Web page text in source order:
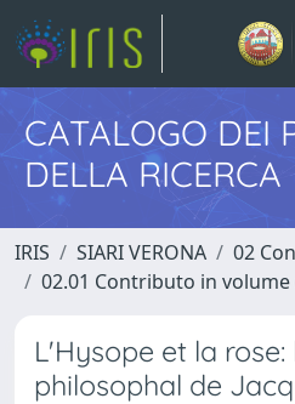
CATALOGO DEI
DELLA RICERCA
IRIS SIARI VERONA
02
02.01 Contributo in
L'Hysope et la rose:
philosophal de